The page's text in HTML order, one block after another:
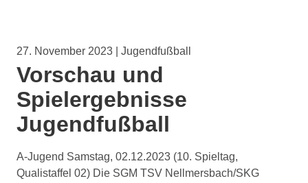
27. November 2023 | Jugendfußball
Vorschau und
Spielergebnisse
Jugendfußball
A-Jugend Samstag, 02.12.2023 (10. Spieltag,
Qualistaffel 02) Die SGM TSV Nellmersbach/SKG